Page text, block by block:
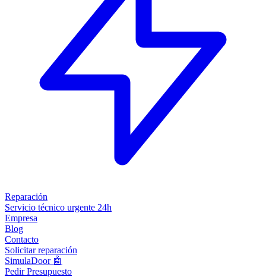
Reparación
Servicio técnico urgente 24h
Empresa
Blog
Contacto
Solicitar reparación
SimulaDoor 🤖
Pedir Presupuesto